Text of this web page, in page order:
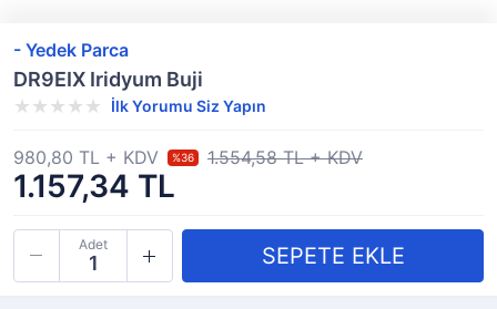
- Yedek Parca
DR9EIX Iridyum Buji
İlk Yorumu Siz Yapın
1.157,34 TL
980,80 TL + KDV %36 1.554,58 TL + KDV
Adet